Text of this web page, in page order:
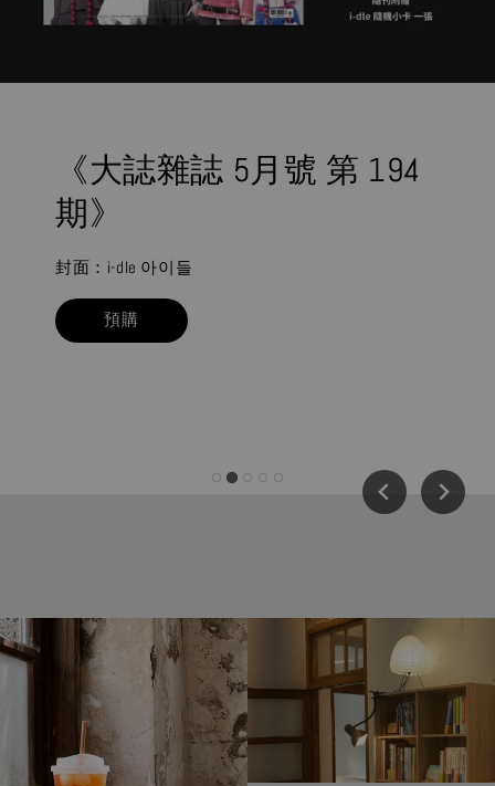
《大誌雜誌 5月號 第 194
期》
封面：i-dle 아이들
預購